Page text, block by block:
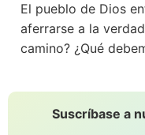
El pueblo de Dios
aferrarse a la
camino? ¿Qué
Suscríbase a